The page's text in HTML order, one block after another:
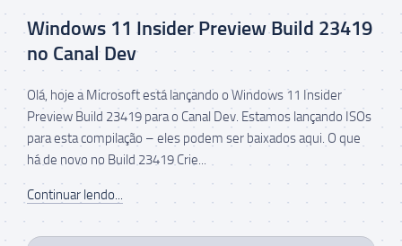
Windows 11 Insider Preview Build 23419
no Canal Dev
Olá, hoje a Microsoft está lançando o Windows 11 Insider
Preview Build 23419 para o Canal Dev. Estamos lançando ISOs
para esta compilação – eles podem ser baixados aqui. O que
há de novo no Build 23419 Crie...
Continuar lendo...